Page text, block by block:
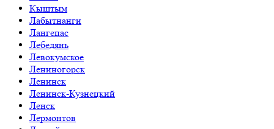
Кыштым
Лабытнанги
Лангепас
Лебедянь
Левокумское
Лениногорск
Ленинск
Ленинск-Кузнецкий
Ленск
Лермонтов